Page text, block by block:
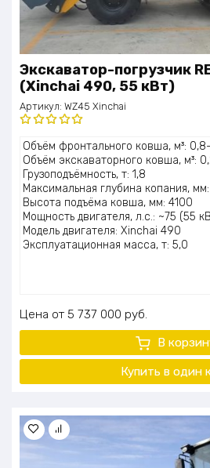
Экскаватор-погрузчик
(Xinchai 490, 55 кВт)
Артикул: WZ45 Xinchai
Оценка
5.00из 5
Объём фронтального ковша, м³:
Объём экскаваторного ковша, м³:
Грузоподъёмность, т: 1,8
Максимальная глубина копания,
Высота подъёма ковша, мм: 4100
Мощность двигателя, л.с.: ~75 (55
Модель двигателя: Xinchai 490
Эксплуатационная масса, т: 5,0
Цена 5 737 000 руб.
В
Купить в один